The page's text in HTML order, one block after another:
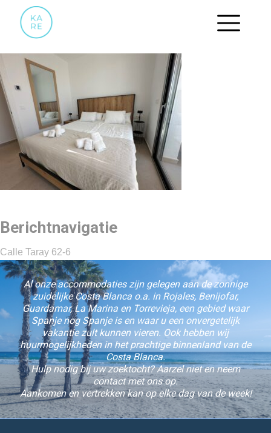
SLAAPKAMER.5
Berichtnavigatie
Calle Taray 62-6
Al onze accommodaties zijn gelegen aan de zonnige
zuidelijke Costa Blanca o.a. in Rojales, Benijofar,
Guardamar, La Marina en Torrevieja, een gebied waar
Spanje nog Spanje is en waar u een onvergetelijk
vakantie zult kunnen vieren. Ook hebben wij
huurmogelijkheden in het prachtige binnenland van de
Costa Blanca.
Hulp nodig bij uw zoektocht? Aarzel niet en neem
contact met ons op.
Aankomen en vertrekken kan op elke dag van de week!